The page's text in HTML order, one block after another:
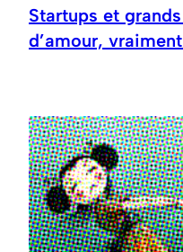
Startups et
d’amour,